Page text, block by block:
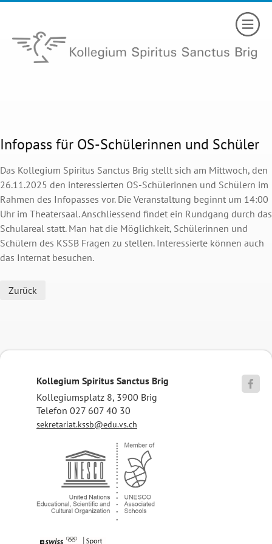
Infopass für OS-Schülerinnen und Schüler
Das Kollegium Spiritus Sanctus Brig stellt sich am Mittwoch, den
26.11.2025 den interessierten OS-Schülerinnen und Schülern im
Rahmen des Infopasses vor. Die Veranstaltung beginnt um 14:00
Uhr im Theatersaal. Anschliessend findet ein Rundgang durch das
Schulareal statt. Man hat die Möglichkeit, Schülerinnen und
Schülern des KSSB Fragen zu stellen. Interessierte können auch
das Internat besuchen.
Zurück
Kollegium Spiritus Sanctus Brig
Kollegiumsplatz 8, 3900 Brig
Telefon 027 607 40 30
sekretariat.kssb@edu.vs.ch
